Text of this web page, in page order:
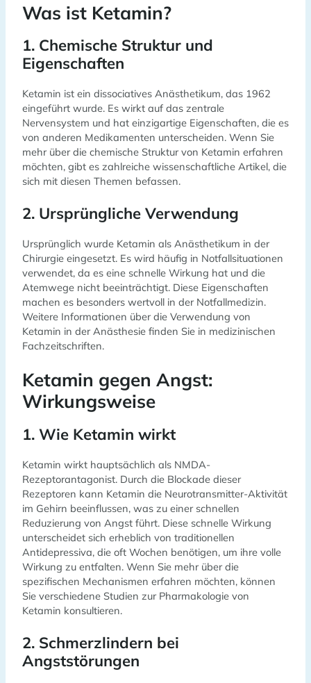
Was ist Ketamin?
1. Chemische Struktur und
Eigenschaften
Ketamin ist ein dissociatives Anästhetikum, das 1962
eingeführt wurde. Es wirkt auf das zentrale
Nervensystem und hat einzigartige Eigenschaften, die es
von anderen Medikamenten unterscheiden. Wenn Sie
mehr über die chemische Struktur von Ketamin erfahren
möchten, gibt es zahlreiche wissenschaftliche Artikel, die
sich mit diesen Themen befassen.
2. Ursprüngliche Verwendung
Ursprünglich wurde Ketamin als Anästhetikum in der
Chirurgie eingesetzt. Es wird häufig in Notfallsituationen
verwendet, da es eine schnelle Wirkung hat und die
Atemwege nicht beeinträchtigt. Diese Eigenschaften
machen es besonders wertvoll in der Notfallmedizin.
Weitere Informationen über die Verwendung von
Ketamin in der Anästhesie finden Sie in medizinischen
Fachzeitschriften.
Ketamin gegen Angst:
Wirkungsweise
1. Wie Ketamin wirkt
Ketamin wirkt hauptsächlich als NMDA-
Rezeptorantagonist. Durch die Blockade dieser
Rezeptoren kann Ketamin die Neurotransmitter-Aktivität
im Gehirn beeinflussen, was zu einer schnellen
Reduzierung von Angst führt. Diese schnelle Wirkung
unterscheidet sich erheblich von traditionellen
Antidepressiva, die oft Wochen benötigen, um ihre volle
Wirkung zu entfalten. Wenn Sie mehr über die
spezifischen Mechanismen erfahren möchten, können
Sie verschiedene Studien zur Pharmakologie von
Ketamin konsultieren.
2. Schmerzlindern bei
Angststörungen